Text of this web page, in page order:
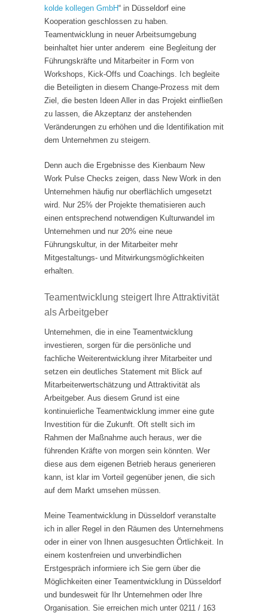
kolde kollegen GmbH“ in Düsseldorf eine
Kooperation geschlossen zu haben.
Teamentwicklung in neuer Arbeitsumgebung
beinhaltet hier unter anderem eine Begleitung der
Führungskräfte und Mitarbeiter in Form von
Workshops, Kick-Offs und Coachings. Ich begleite
die Beteiligten in diesem Change-Prozess mit dem
Ziel, die besten Ideen Aller in das Projekt einfließen
zu lassen, die Akzeptanz der anstehenden
Veränderungen zu erhöhen und die Identifikation mit
dem Unternehmen zu steigern.
Denn auch die Ergebnisse des Kienbaum New
Work Pulse Checks zeigen, dass New Work in den
Unternehmen häufig nur oberflächlich umgesetzt
wird. Nur 25% der Projekte thematisieren auch
einen entsprechend notwendigen Kulturwandel im
Unternehmen und nur 20% eine neue
Führungskultur, in der Mitarbeiter mehr
Mitgestaltungs- und Mitwirkungsmöglichkeiten
erhalten.
Teamentwicklung steigert Ihre Attraktivität
als Arbeitgeber
Unternehmen, die in eine Teamentwicklung
investieren, sorgen für die persönliche und
fachliche Weiterentwicklung ihrer Mitarbeiter und
setzen ein deutliches Statement mit Blick auf
Mitarbeiterwertschätzung und Attraktivität als
Arbeitgeber. Aus diesem Grund ist eine
kontinuierliche Teamentwicklung immer eine gute
Investition für die Zukunft. Oft stellt sich im
Rahmen der Maßnahme auch heraus, wer die
führenden Kräfte von morgen sein könnten. Wer
diese aus dem eigenen Betrieb heraus generieren
kann, ist klar im Vorteil gegenüber jenen, die sich
auf dem Markt umsehen müssen.
Meine Teamentwicklung in Düsseldorf veranstalte
ich in aller Regel in den Räumen des Unternehmens
oder in einer von Ihnen ausgesuchten Örtlichkeit. In
einem kostenfreien und unverbindlichen
Erstgespräch informiere ich Sie gern über die
Möglichkeiten einer Teamentwicklung in Düsseldorf
und bundesweit für Ihr Unternehmen oder Ihre
Organisation. Sie erreichen mich unter 0211 / 163